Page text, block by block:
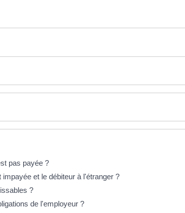
pas payée ?
et le débiteur à l'étranger ?
?
de l'employeur ?